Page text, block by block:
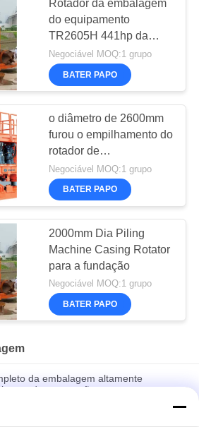
Rotador da embalagem
do equipamento
TR2605H 441hp da
fundação de pilha
Negociável MOQ:1 grupo
BATER PAPO
o diâmetro de 2600mm
furou o empilhamento do
rotador de
encaixotamento
Negociável MOQ:1 grupo
BATER PAPO
2000mm Dia Piling
Machine Casing Rotator
para a fundação
Negociável MOQ:1 grupo
BATER PAPO
da embalagem altamente
da construção
da embalagem nenhuma